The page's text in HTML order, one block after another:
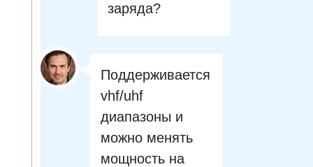
заряда?
Поддерживается
vhf/uhf
диапазоны и
можно менять
мощность на